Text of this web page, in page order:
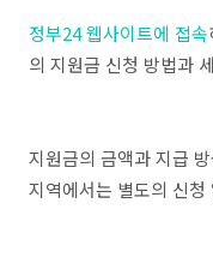
정부24 웹사이트에 접속
의 지원금 신청 방법과
지원금의 금액과 지급
지역에서는 별도의 신